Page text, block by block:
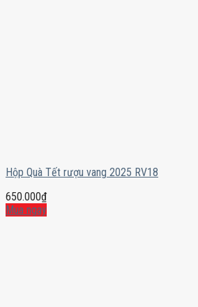
Hộp Quà Tết rượu vang 2025 RV18
650.000₫
Mua ngay